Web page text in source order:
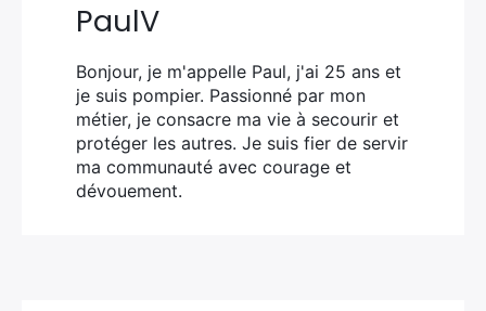
PaulV
Bonjour, je m'appelle Paul, j'ai 25 ans et
je suis pompier. Passionné par mon
métier, je consacre ma vie à secourir et
protéger les autres. Je suis fier de servir
ma communauté avec courage et
dévouement.